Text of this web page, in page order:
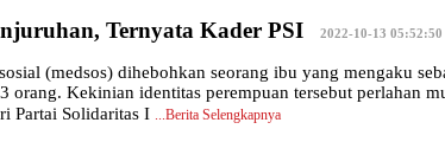
Ternyata Kader PSI| 2022-10-13 05:52:50
(medsos) dihebohkan seorang ibu yang mengaku
orang. Kekinian identitas perempuan tersebut perlahan
Partai Solidaritas I ...Berita Selengkapnya